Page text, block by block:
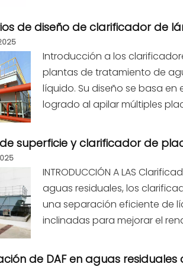
de diseño de clarificador de
Introducción a los
plantas de tratamiento de
líquido. Su diseño se basa
logrado al apilar múltiples
superficie y clarificador de
INTRODUCCIÓN A LAS
aguas residuales, los
una separación eficiente de
inclinadas para mejorar el
de DAF en aguas